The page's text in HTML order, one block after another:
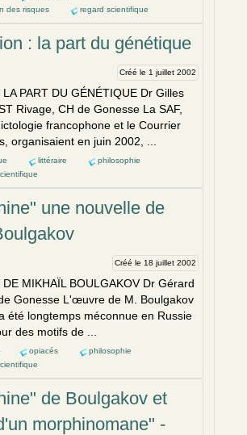
des risques
regard scientifique
: la part du génétique
Créé le 1 juillet 2002
PART DU GÉNÉTIQUE Dr Gilles
Rivage, CH de Gonesse La SAF,
francophone et le Courrier
organisaient en juin 2002, ...
littéraire
philosophie
une nouvelle de
Créé le 18 juillet 2002
MIKHAÏL BOULGAKOV Dr Gérard
Gonesse L'œuvre de M. Boulgakov
été longtemps méconnue en Russie
des motifs de ...
opiacés
philosophie
de Boulgakov et
morphinomane" -